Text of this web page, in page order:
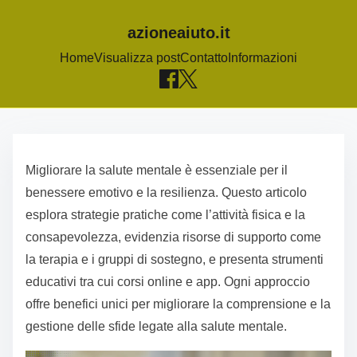
azioneaiuto.it
HomeVisualizza postContatto Informazioni
Migliorare la salute mentale è essenziale per il
benessere emotivo e la resilienza. Questo articolo
esplora strategie pratiche come l’attività fisica e la
consapevolezza, evidenzia risorse di supporto come
la terapia e i gruppi di sostegno, e presenta strumenti
educativi tra cui corsi online e app. Ogni approccio
offre benefici unici per migliorare la comprensione e la
gestione delle sfide legate alla salute mentale.